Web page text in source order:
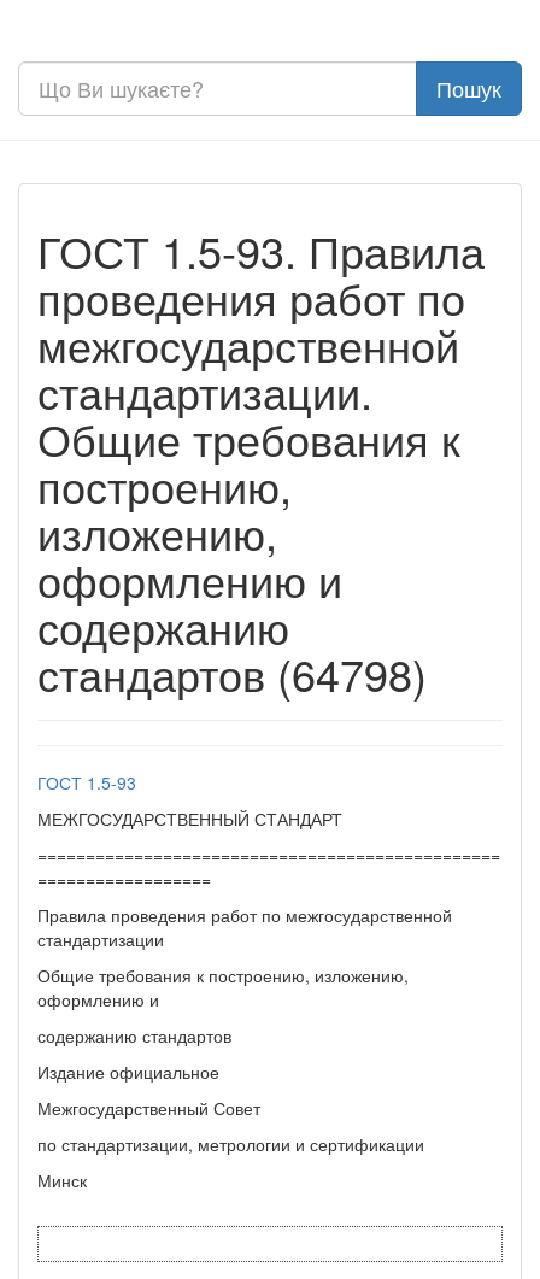
ГОСТ 1.5-93. Правила
проведения работ по
межгосударственной
стандартизации.
Общие требования к
построению,
изложению,
оформлению и
содержанию
стандартов (64798)
ГОСТ 1.5-93
МЕЖГОСУДАРСТВЕННЫЙ СТАНДАРТ
================================================
==================
Правила проведения работ по межгосударственной
стандартизации
Общие требования к построению, изложению,
оформлению и
содержанию стандартов
Издание официальное
Межгосударственный Совет
по стандартизации, метрологии и сертификации
Минск